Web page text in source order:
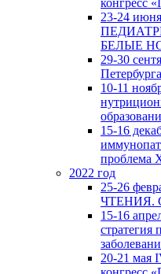
конгресс
23-24
БЕЛЫЕ
29-30
10-11
15-16
проблема
2022 год
25-26
ЧТЕНИЯ.
15-16
стратегия
20-21 мая